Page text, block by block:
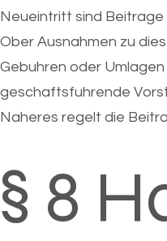
Neueintritt sind Beitrage
Ober Ausnahmen zu
Gebuhren oder
geschaftsfuhrende
Naheres regelt die
§ 8